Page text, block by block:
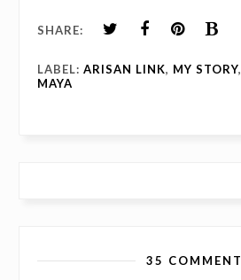
SHARE:
LABEL: ARISAN LINK, MY STORY,
MAYA
35